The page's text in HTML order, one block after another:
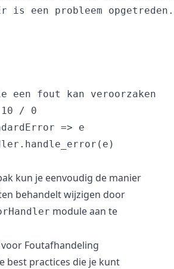
is een probleem
een fout kan veroorzaken
/ 0
=> e
kun je eenvoudig de manier
behandelt wijzigen door
module aan te
Foutafhandeling
best practices die je kunt